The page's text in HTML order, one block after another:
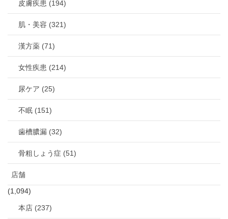
皮膚疾患 (194)
肌・美容 (321)
漢方薬 (71)
女性疾患 (214)
尿ケア (25)
不眠 (151)
歯槽膿漏 (32)
骨粗しょう症 (51)
店舗
(1,094)
本店 (237)